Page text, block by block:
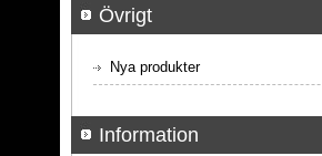
Övrigt
Nya produkter
Information